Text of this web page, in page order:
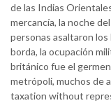
de las Indias
mercancía, la noche
personas asaltaron los
borda, la ocupación
británico fue el
metrópoli, muchos de
taxation without